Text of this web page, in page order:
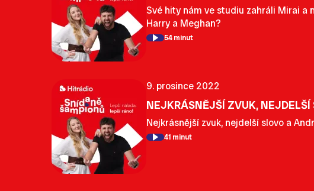
Své hity nám ve studiu zahráli Mirai a
Harry a Meghan?
54 minut
9. prosince 2022
NEJKRÁSNĚJŠÍ ZVUK,
Nejkrásnější zvuk, nejdelší slovo a
41 minut